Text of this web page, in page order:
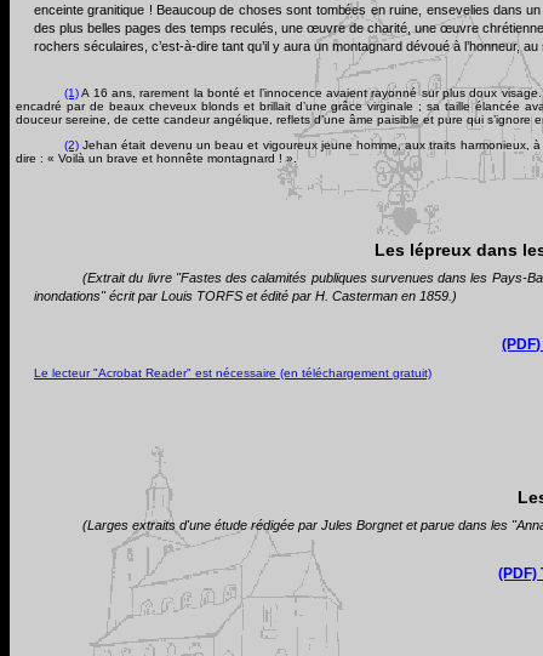
enceinte granitique ! Beaucoup de choses sont tombées en ruine, ensevelies dans
des plus belles pages des temps reculés, une œuvre de charité, une œuvre chrétienne
rochers séculaires, c’est-à-dire tant qu’il y aura un montagnard dévoué à l’honneur,
(1)A 16 ans, rarement la bonté et l’innocence avaient rayonné sur plus doux
encadré par de beaux cheveux blonds et brillait d’une grâce virginale ; sa taille élancée
douceur sereine, de cette candeur angélique, reflets d’une âme paisible et pure qui s’ignore
(2) Jehan était devenu un beau et vigoureux jeune homme, aux traits harmonieux,
dire : « Voilà un brave et honnête montagnard ! ».
Les lépreux dans
(Extrait du livre "Fastes des calamités publiques survenues dans les Pays-
inondations" écrit par Louis TORFS et édité par H. Casterman en 1859.)
Le lecteur "Acrobat Reader" est nécessaire (en téléchargement gratuit)
(Larges extraits d'une étude rédigée par Jules Borgnet et parue dans les
(PDF)